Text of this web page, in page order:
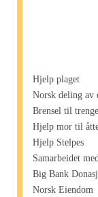
Hjelp plaget
Norsk deling av
Brensel til
Hjelp mor til
Hjelp Stelpes
Samarbeidet
Big Bank
Norsk Eiendom